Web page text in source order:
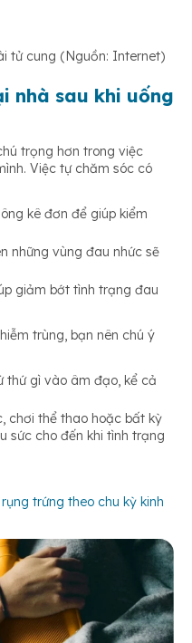
tử cung (Nguồn: Internet)
nhà sau khi uống
trọng hơn trong việc
Việc tự chăm sóc có
kê đơn để giúp kiểm
những vùng đau nhức sẽ
giảm bớt tình trạng đau
trùng, bạn nên chú ý
thứ gì vào âm đạo, kể cả
chơi thể thao hoặc bất kỳ
sức cho đến khi tình trạng
trứng theo chu kỳ kinh